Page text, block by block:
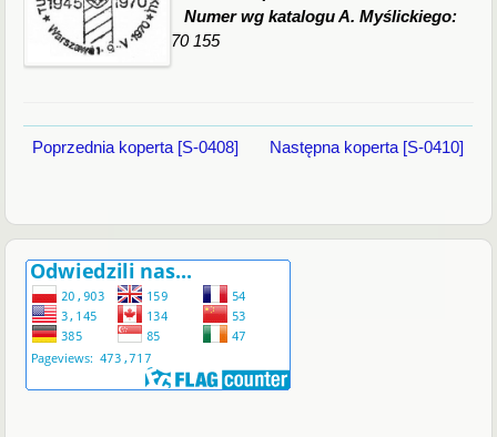
Numer wg katalogu A. Myślickiego:
70 155
Poprzednia koperta [S-0408] Następna koperta [S-0410]